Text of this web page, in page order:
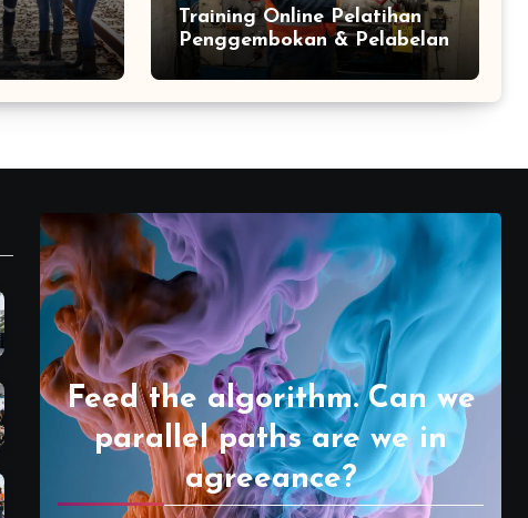
Training Online Pelatihan
Penggembokan & Pelabelan
Feed the algorithm. Can we
parallel paths are we in
agreeance?